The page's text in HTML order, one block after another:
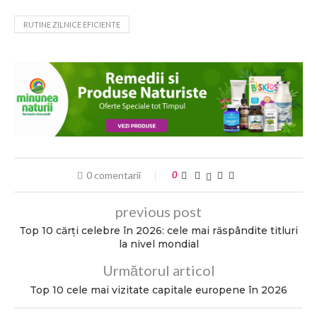
RUTINE ZILNICE EFICIENTE
0 comentarii 0
previous post
Top 10 cărți celebre în 2026: cele mai răspândite titluri
la nivel mondial
Următorul articol
Top 10 cele mai vizitate capitale europene în 2026